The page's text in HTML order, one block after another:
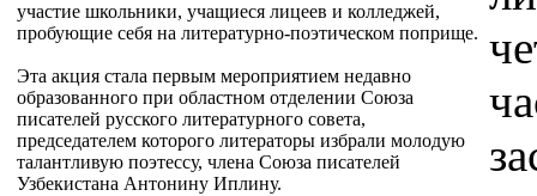
участие школьники, учащиеся лицеев и колледжей,
пробующие себя на литературно-поэтическом поприще.
Эта акция стала первым мероприятием недавно
образованного при областном отделении Союза
писателей русского литературного совета,
председателем которого литераторы избрали молодую
талантливую поэтессу, члена Союза писателей
Узбекистана Антонину Иплину.